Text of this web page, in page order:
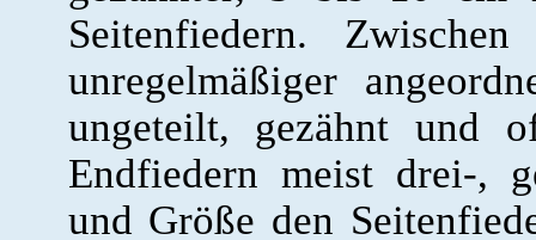
Seitenfiedern.
unregelmäßiger
ungeteilt, gezähnt und
Endfiedern meist drei-,
und Größe den